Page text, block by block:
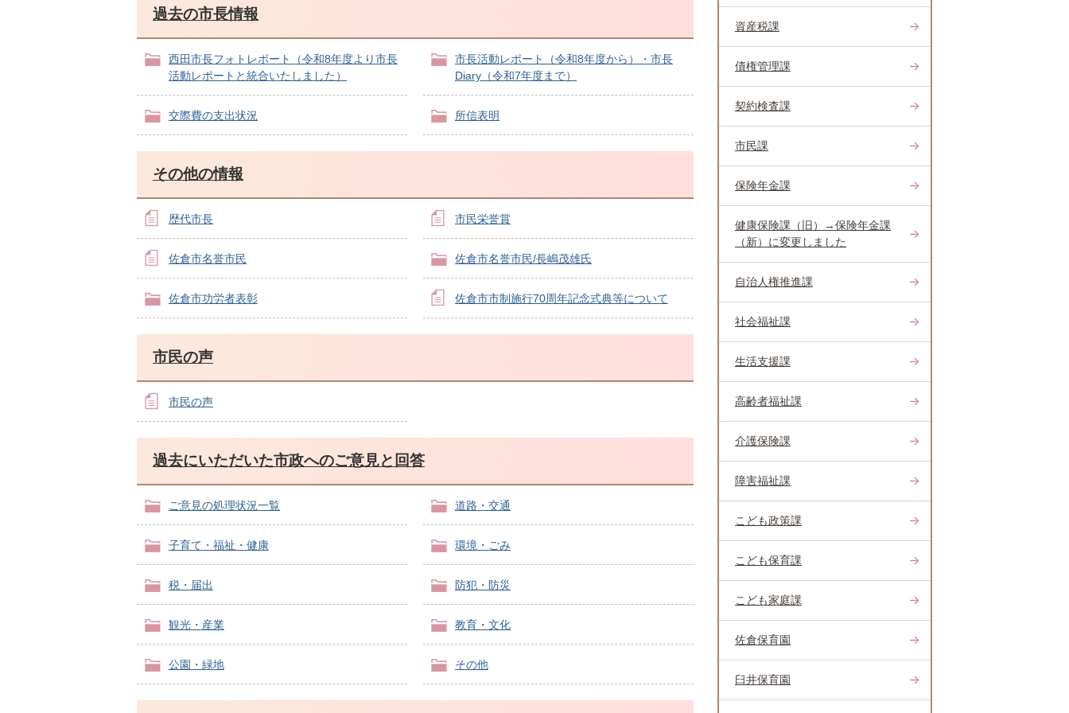
過去の市長情報
西田市長フォトレポート（令和8年度より市長
活動レポートと統合いたしました）
市長活動レポート（令和8年度から）・市長
Diary（令和7年度まで）
交際費の支出状況 所信表明
その他の情報
歴代市長 市民栄誉賞
佐倉市名誉市民 佐倉市名誉市民/長嶋茂雄氏
佐倉市功労者表彰 佐倉市市制施行70周年記念式典等について
市民の声
市民の声
過去にいただいた市政へのご意見と回答
ご意見の処理状況一覧 道路・交通
子育て・福祉・健康 環境・ごみ
税・届出 防犯・防災
観光・産業 教育・文化
公園・緑地 その他
資産税課
債権管理課
契約検査課
市民課
保険年金課
健康保険課（旧）→保険年金課
（新）に変更しました
自治人権推進課
社会福祉課
生活支援課
高齢者福祉課
介護保険課
障害福祉課
こども政策課
こども保育課
こども家庭課
佐倉保育園
臼井保育園